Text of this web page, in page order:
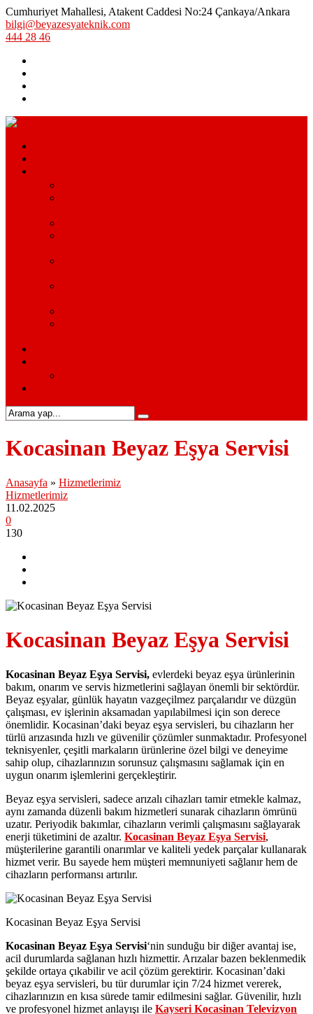
Cumhuriyet Mahallesi, Atakent Caddesi No:24 Çankaya/Ankara
bilgi@beyazesyateknik.com
444 28 46
Kocasinan Beyaz Eşya Servisi
Anasayfa » Hizmetlerimiz
Hizmetlerimiz
11.02.2025
0
130
Kocasinan Beyaz Eşya Servisi
Kocasinan Beyaz Eşya Servisi, evlerdeki beyaz eşya ürünlerinin
bakım, onarım ve servis hizmetlerini sağlayan önemli bir sektördür.
Beyaz eşyalar, günlük hayatın vazgeçilmez parçalarıdır ve düzgün
çalışması, ev işlerinin aksamadan yapılabilmesi için son derece
önemlidir. Kocasinan’daki beyaz eşya servisleri, bu cihazların her
türlü arızasında hızlı ve güvenilir çözümler sunmaktadır. Profesyonel
teknisyenler, çeşitli markaların ürünlerine özel bilgi ve deneyime
sahip olup, cihazlarınızın sorunsuz çalışmasını sağlamak için en
uygun onarım işlemlerini gerçekleştirir.
Beyaz eşya servisleri, sadece arızalı cihazları tamir etmekle kalmaz,
aynı zamanda düzenli bakım hizmetleri sunarak cihazların ömrünü
uzatır. Periyodik bakımlar, cihazların verimli çalışmasını sağlayarak
enerji tüketimini de azaltır. Kocasinan Beyaz Eşya Servisi,
müşterilerine garantili onarımlar ve kaliteli yedek parçalar kullanarak
hizmet verir. Bu sayede hem müşteri memnuniyeti sağlanır hem de
cihazların performansı artırılır.
Kocasinan Beyaz Eşya Servisi
Kocasinan Beyaz Eşya Servisi‘nin sunduğu bir diğer avantaj ise,
acil durumlarda sağlanan hızlı hizmettir. Arızalar bazen beklenmedik
şekilde ortaya çıkabilir ve acil çözüm gerektirir. Kocasinan’daki
beyaz eşya servisleri, bu tür durumlar için 7/24 hizmet vererek,
cihazlarınızın en kısa sürede tamir edilmesini sağlar. Güvenilir, hızlı
ve profesyonel hizmet anlayışı ile Kayseri Kocasinan Televizyon